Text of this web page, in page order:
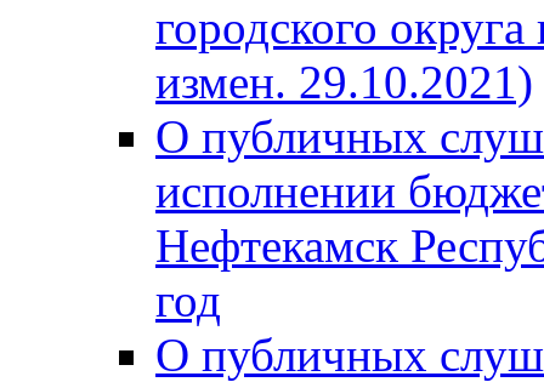
городского
измен. 29.10.2021)
О публичных
исполнении
Нефтекамск
год
О публичных